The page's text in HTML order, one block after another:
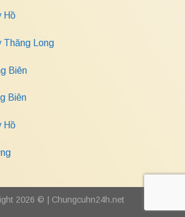
Hồ
Thăng Long
Biên
Biên
Hồ
2026 © | Chungcuhn24h.net